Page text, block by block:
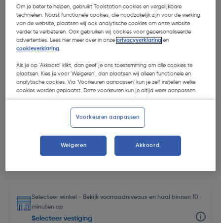
Selecteer winkel - Bekijk voorraadniveaus en haal binnen 10
minuten op
Selecteer vestiging
Om je beter te helpen, gebruikt Toolstation cookies en vergelijkbare
technieken. Naast functionele cookies, die noodzakelijk zijn voor de werking
van de website, plaatsen wij ook analytische cookies om onze website
verder te verbeteren. Ook gebruiken wij cookies voor gepersonaliseerde
advertenties. Lees hier meer over in onzeprivacyverklaring en
cookieverklaring.
Als je op 'Akkoord' klikt, dan geef je ons toestemming om alle cookies te
plaatsen. Kies je voor 'Weigeren', dan plaatsen wij alleen functionele en
analytische cookies. Via 'Voorkeuren aanpassen' kun je zelf instellen welke
cookies worden geplaatst. Deze voorkeuren kun je altijd weer aanpassen.
Voorkeuren aanpassen
Weigeren Akkoord